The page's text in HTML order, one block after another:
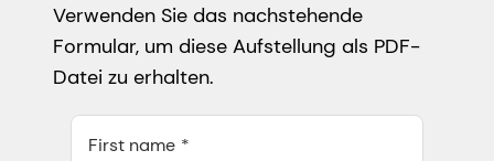
Verwenden Sie das nachstehende
Formular, um diese Aufstellung als PDF-
Datei zu erhalten.
First name